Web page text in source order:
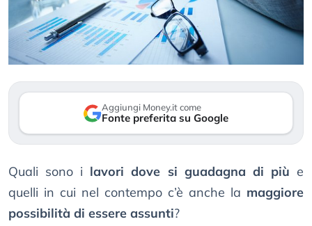
Aggiungi Money.it come
Fonte preferita su Google
Quali sono i lavori dove si guadagna di più e
quelli in cui nel contempo c’è anche la maggiore
possibilità di essere assunti?